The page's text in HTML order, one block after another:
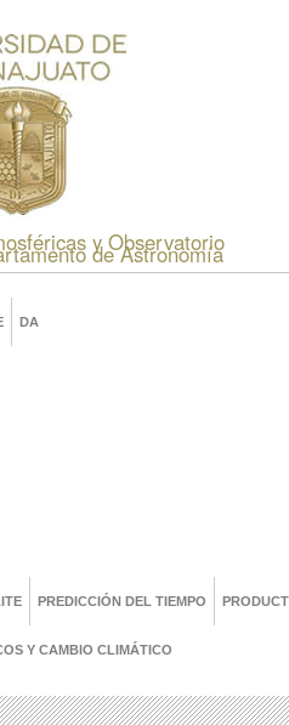
y Observatorio
de Astronomía
DA
PREDICCIÓN DEL TIEMPO
Y CAMBIO CLIMÁTICO